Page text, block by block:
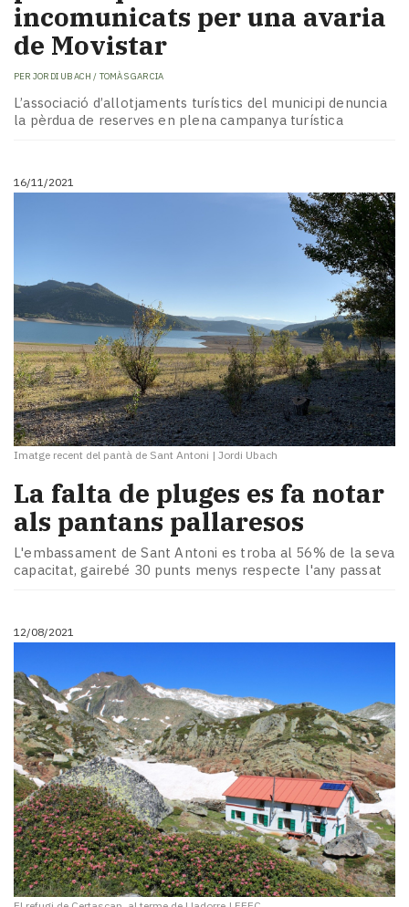
incomunicats per una avaria
de Movistar
PER JORDI UBACH / TOMÀS GARCIA
L’associació d’allotjaments turístics del municipi denuncia
la pèrdua de reserves en plena campanya turística
16/11/2021
Imatge recent del pantà de Sant Antoni | Jordi Ubach
La falta de pluges es fa notar
als pantans pallaresos
L'embassament de Sant Antoni es troba al 56% de la seva
capacitat, gairebé 30 punts menys respecte l'any passat
12/08/2021